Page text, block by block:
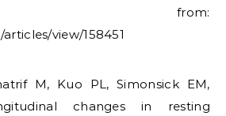
from:
view/158451
M, Kuo PL, Simonsick EM,
changes in resting